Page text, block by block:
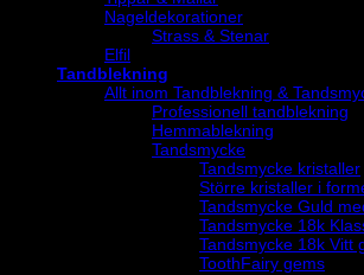
Nageldekorationer
Strass & Stenar
Elfil
Tandblekning
Allt inom Tandblekning &
Professionell tandblekning
Hemmablekning
Tandsmycke
Tandsmycke kristaller
Större kristaller i
Tandsmycke Guld
Tandsmycke 18k
Tandsmycke 18k Vitt
ToothFairy gems